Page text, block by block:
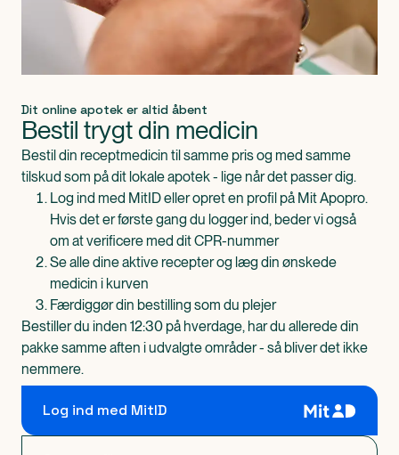
Dit online apotek er altid åbent
Bestil trygt din medicin
Bestil din receptmedicin til samme pris og med samme
tilskud som på dit lokale apotek - lige når det passer dig.
Log ind med MitID eller opret en profil på Mit Apopro.
Hvis det er første gang du logger ind, beder vi også
om at verificere med dit CPR-nummer
Se alle dine aktive recepter og læg din ønskede
medicin i kurven
Færdiggør din bestilling som du plejer
Bestiller du inden 12:30 på hverdage, har du allerede din
pakke samme aften i udvalgte områder - så bliver det ikke
nemmere.
Log ind med MitID